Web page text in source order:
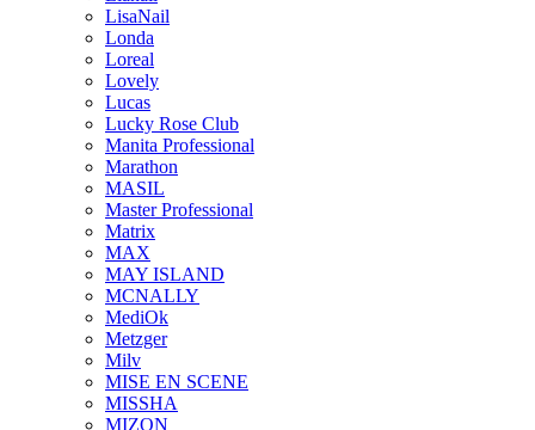
LisaNail
Londa
Loreal
Lovely
Lucas
Lucky Rose Club
Manita Professional
Marathon
MASIL
Master Professional
Matrix
MAX
MAY ISLAND
MCNALLY
MediOk
Metzger
Milv
MISE EN SCENE
MISSHA
MIZON